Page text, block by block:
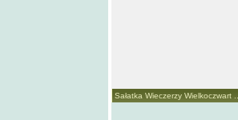
Sałatka Wieczerzy Wielkoczwart ...